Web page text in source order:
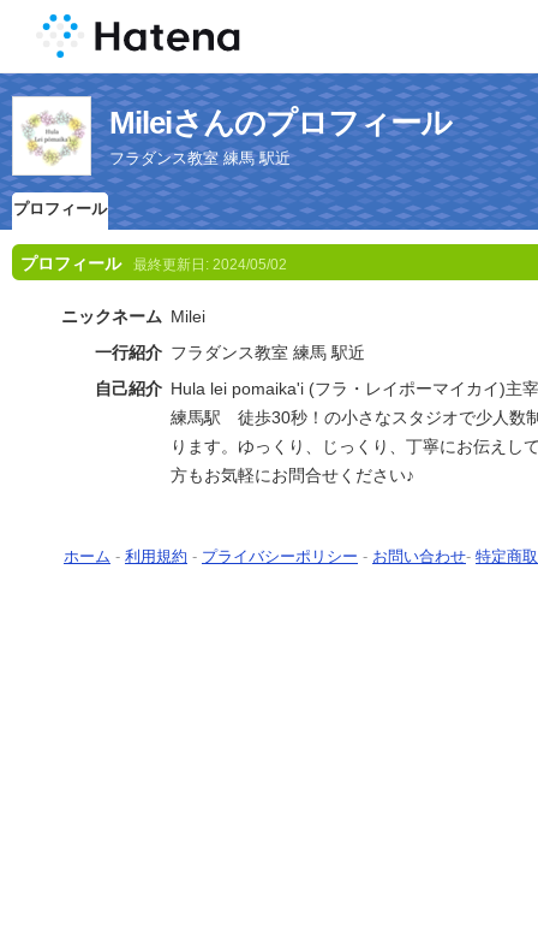
Mileiさんのプロフィール
フラダンス教室 練馬 駅近
プロフィール
プロフィール 最終更新日: 2024/05/02
ニックネーム Milei
一行紹介 フラダンス教室 練馬 駅近
自己紹介 Hula lei pomaika'i (フラ・レイポーマイカイ)主
練馬駅 徒歩30秒！の小さなスタジオで少人数
ります。ゆっくり、じっくり、丁寧にお伝えし
方もお気軽にお問合せください♪
ホーム - 利用規約 - プライバシーポリシー - お問い合わせ- 特定商